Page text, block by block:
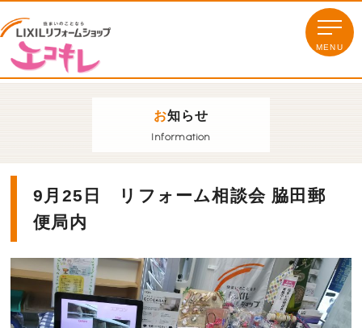
お知らせ
Information
9月25日 リフォーム相談会 脇田郵
便局内